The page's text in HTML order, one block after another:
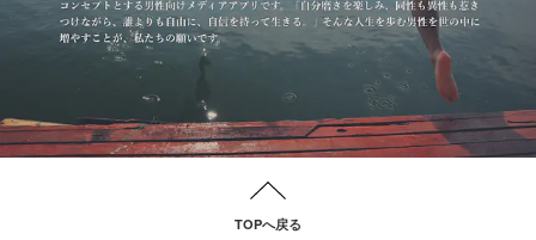
TOPへ戻る